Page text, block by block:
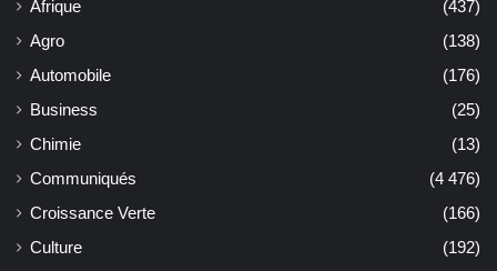
Afrique
(437)
Agro
(138)
Automobile
(176)
Business
(25)
Chimie
(13)
Communiqués
(4 476)
Croissance Verte
(166)
Culture
(192)